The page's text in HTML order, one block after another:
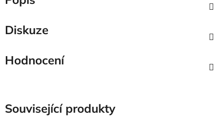
Diskuze
Hodnocení
Související produkty